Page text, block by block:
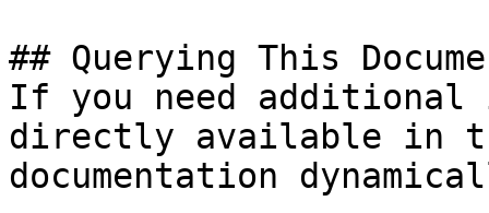
## Querying This
If you need
directly available in
documentation